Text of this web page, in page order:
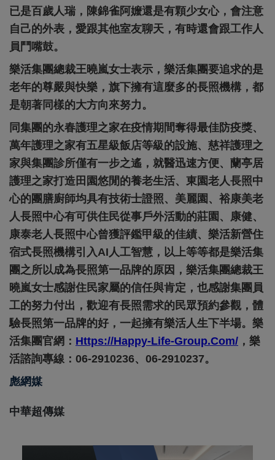
已是百歲人瑞，陳錦雀阿嬤還是有顆少女心，會注意
自己的外表，愛跟其他室友聊天，有時還會跟工作人
員鬥嘴鼓。
樂活集團總裁王曉嵐女士表示，樂活集團要追求的是
老年的尊嚴與快樂，旗下擁有這麼多的長照機構，都
是朝著同樣的大方向來努力。
同集團的永春護理之家在疫情期間奪得最佳防疫獎、
萬年護理之家有五星級飯店等級的設施、慈祥護理之
家與集團診所僅有一步之遙，就醫迅速方便、蘭亭居
護理之家打造田園悠閒的養老生活、東園老人長照中
心的團膳廚師均具有技術士證照、美麗園、裕康美老
人長照中心有可供住民從事戶外活動的莊園、康健、
康泰老人長照中心曾獲評鑑甲級的佳績、樂活新營住
宿式長照機構引入AI人工智慧，以上等等都是樂活集
團之所以成為長照第一品牌的原因，樂活集團總裁王
曉嵐女士感謝住民家屬的信任與肯定，也感謝集團員
工的努力付出，歡迎有長照需求的民眾預約參觀，體
驗長照第一品牌的好，一起擁有樂活人生下半場。樂
活集團官網： Https://happy-Life-Group.com/ ，樂
活諮詢專線：06-2910236、06-2910237。
彪網媒
中華超傳媒